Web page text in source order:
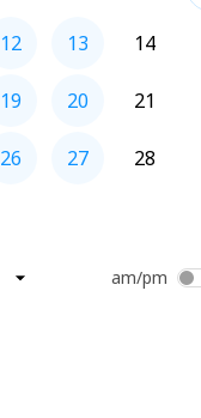
12 13 14
19 20 21
26 27 28
am/pm